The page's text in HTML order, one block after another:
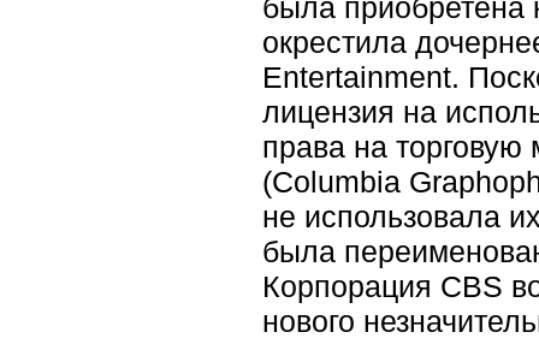
была приобретена
окрестила
Entertainment.
лицензия на
права на
(Columbia
не использовала
была
Корпорация CBS
нового